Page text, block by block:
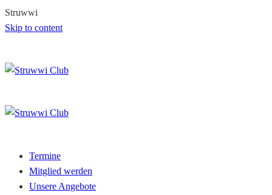
Struwwi
Skip to content
Termine
Mitglied werden
Unsere Angebote